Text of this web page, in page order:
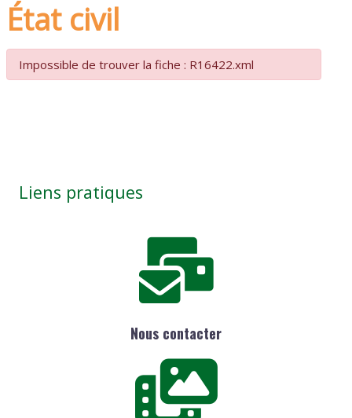
État civil
Impossible de trouver la fiche : R16422.xml
Liens pratiques
Nous contacter